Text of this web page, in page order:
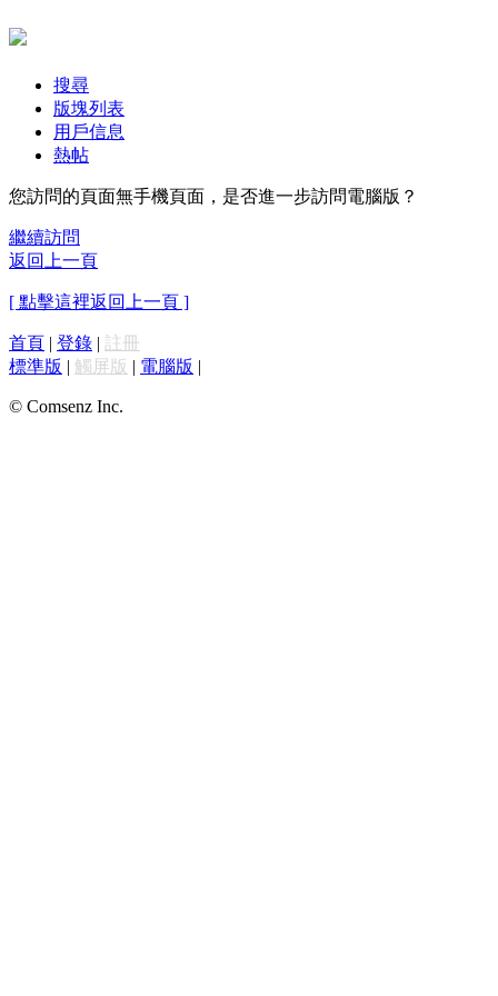
搜尋
版塊列表
用戶信息
熱帖
您訪問的頁面無手機頁面，是否進一步訪問電腦版？
繼續訪問
返回上一頁
[ 點擊這裡返回上一頁 ]
首頁 | 登錄 | 註冊
標準版 | 觸屏版 | 電腦版 |
© Comsenz Inc.